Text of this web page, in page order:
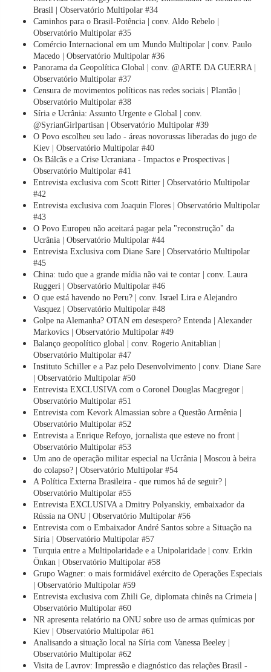
Brasil | Observatório Multipolar #34
Caminhos para o Brasil-Potência | conv. Aldo Rebelo |
Observatório Multipolar #35
Comércio Internacional em um Mundo Multipolar | conv. Paulo
Macedo | Observatório Multipolar #36
Panorama da Geopolítica Global | conv. @ARTE DA GUERRA |
Observatório Multipolar #37
Censura de movimentos políticos nas redes sociais | Plantão |
Observatório Multipolar #38
Síria e Ucrânia: Assunto Urgente e Global | conv.
@SyrianGirlpartisan | Observatório Multipolar #39
O Povo escolheu seu lado - áreas novorussas liberadas do jugo de
Kiev | Observatório Multipolar #40
Os Bálcãs e a Crise Ucraniana - Impactos e Prospectivas |
Observatório Multipolar #41
Entrevista exclusiva com Scott Ritter | Observatório Multipolar
#42
Entrevista exclusiva com Joaquin Flores | Observatório Multipolar
#43
O Povo Europeu não aceitará pagar pela "reconstrução" da
Ucrânia | Observatório Multipolar #44
Entrevista Exclusiva com Diane Sare | Observatório Multipolar
#45
China: tudo que a grande mídia não vai te contar | conv. Laura
Ruggeri | Observatório Multipolar #46
O que está havendo no Peru? | conv. Israel Lira e Alejandro
Vasquez | Observatório Multipolar #48
Golpe na Alemanha? OTAN em desespero? Entenda | Alexander
Markovics | Observatório Multipolar #49
Balanço geopolítico global | conv. Rogerio Anitablian |
Observatório Multipolar #47
Instituto Schiller e a Paz pelo Desenvolvimento | conv. Diane Sare
| Observatório Multipolar #50
Entrevista EXCLUSIVA com o Coronel Douglas Macgregor |
Observatório Multipolar #51
Entrevista com Kevork Almassian sobre a Questão Armênia |
Observatório Multipolar #52
Entrevista a Enrique Refoyo, jornalista que esteve no front |
Observatório Multipolar #53
Um ano de operação militar especial na Ucrânia | Moscou à beira
do colapso? | Observatório Multipolar #54
A Política Externa Brasileira - que rumos há de seguir? |
Observatório Multipolar #55
Entrevista EXCLUSIVA a Dmitry Polyanskiy, embaixador da
Rússia na ONU | Observatório Multipolar #56
Entrevista com o Embaixador André Santos sobre a Situação na
Síria | Observatório Multipolar #57
Turquia entre a Multipolaridade e a Unipolaridade | conv. Erkin
Önkan | Observatório Multipolar #58
Grupo Wagner: o mais formidável exército de Operações Especiais
| Observatório Multipolar #59
Entrevista exclusiva com Zhili Ge, diplomata chinês na Crimeia |
Observatório Multipolar #60
NR apresenta relatório na ONU sobre uso de armas químicas por
Kiev | Observatório Multipolar #61
Analisando a situação local na Síria com Vanessa Beeley |
Observatório Multipolar #62
Visita de Lavrov: Impressão e diagnóstico das relações Brasil -